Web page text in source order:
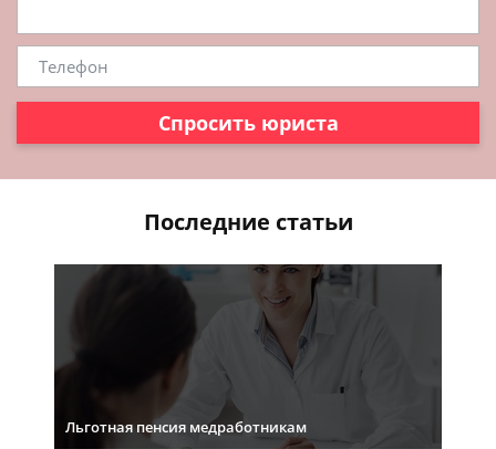
Спросить юриста
Последние статьи
Льготная пенсия медработникам